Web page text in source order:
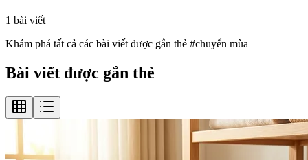
1 bài viết
Khám phá tất cả các bài viết được gắn thẻ #chuyển mùa
Bài viết được gắn thẻ